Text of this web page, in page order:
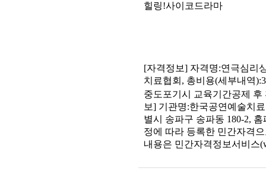
힐링!사이코드라마
[자격정보] 자격명:연극심리
치료협회 , 총비용(세부내역
중도포기시 교육기간공제 후
보] 기관명:한국공연예술치
별시 송파구 송파동 180-2, 홈
정에 따라 등록한 민간자격
내용은 민간자격정보서비스